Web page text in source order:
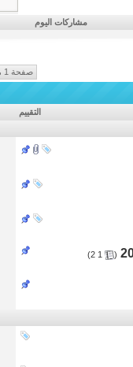
مشاركات اليوم
صفحة 1 من 84
التقييم
(
1
2
)